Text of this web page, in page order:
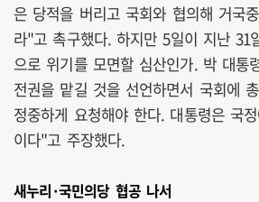
은 당적을 버리고 국회와 협의해 거국
라"고 촉구했다. 하지만 5일이 지난 31
으로 위기를 모면할 심산인가. 박 대통
전권을 맡길 것을 선언하면서 국회에
정중하게 요청해야 한다. 대통령은 국
이다"고 주장했다.
새누리·국민의당 협공 나서